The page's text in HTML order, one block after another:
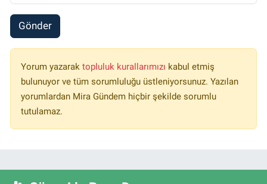
Gönder
Yorum yazarak topluluk kurallarımızı kabul etmiş
bulunuyor ve tüm sorumluluğu üstleniyorsunuz. Yazılan
yorumlardan Mira Gündem hiçbir şekilde sorumlu
tutulamaz.